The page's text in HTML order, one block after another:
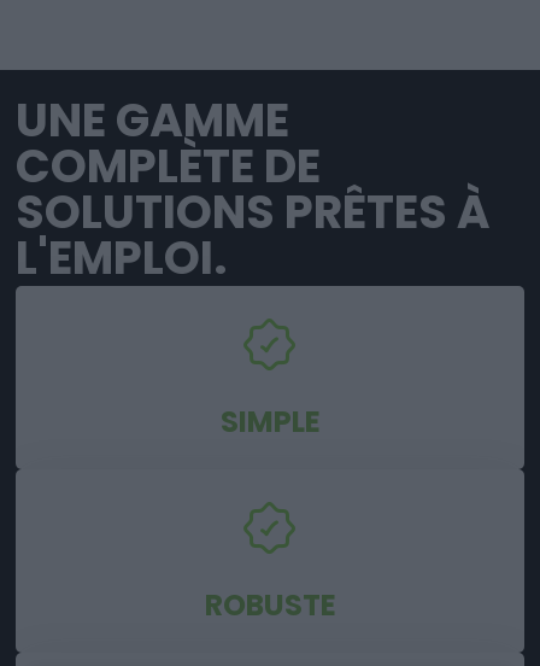
UNE GAMME
COMPLÈTE DE
SOLUTIONS PRÊTES À
L'EMPLOI.
SIMPLE
ROBUSTE